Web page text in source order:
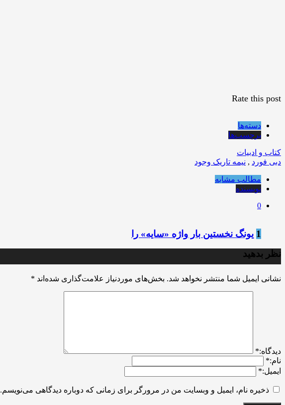
Rate this post
دسته‌ها
برچسب‌ها
کتاب و ادبیات
دبی فورد , نیمه تاریک وجود
مطالب مشابه
نویسنده
0
1 یونگ نخستین بار واژه «سایه» را
نظر بدهید
نشانی ایمیل شما منتشر نخواهد شد. بخش‌های موردنیاز علامت‌گذاری شده‌اند *
ديدگاه:*
نام:*
ایمیل:*
ذخیره نام، ایمیل و وبسایت من در مرورگر برای زمانی که دوباره دیدگاهی می‌نویسم.